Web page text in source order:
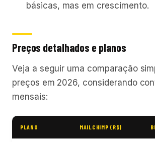
básicas, mas em crescimento.
Preços detalhados e planos
Veja a seguir uma comparação
preços em 2026, considerando
mensais:
PLANO MAILCHIMP (R$)